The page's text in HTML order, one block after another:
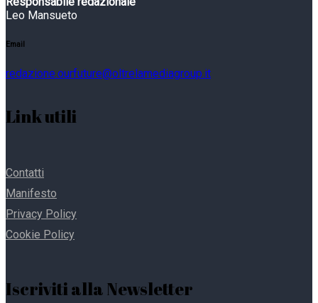
Leo Mansueto
Email
redazione.ourfuture@oltrelamediagroup.it
Link utili
Contatti
Manifesto
Privacy Policy
Cookie Policy
Iscriviti alla Newsletter